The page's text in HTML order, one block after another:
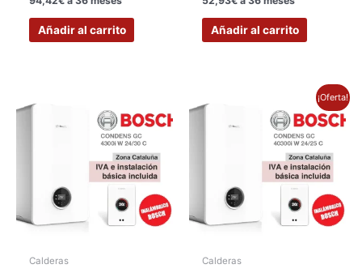
Añadir al carrito Añadir al carrito
Calderas
¡Oferta!
Calderas
precio
original
era:
1.950,00€.
precio
actual
es:
1.850,00€.